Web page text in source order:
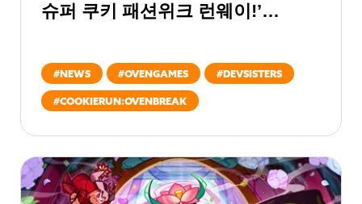
슈퍼 쿠키 패션위크 런웨이!’
#NEWS #OVENGAMES #DEVSISTERS
#COOKIERUN:OVENBREAK